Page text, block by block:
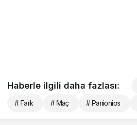
Haberle ilgili daha fazlası:
# Fark # Maç # Panionios